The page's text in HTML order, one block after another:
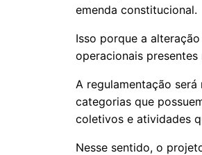
emenda constitucional.
Isso porque a
operacionais
A regulamentação
categorias que
coletivos e atividades
Nesse sentido, o